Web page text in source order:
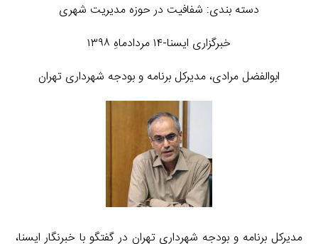
دسته بندی: شفافیت در حوزه مدیریت شهری
خبرگزاری ایسنا-۱۴ مردادماهِ ۱۳۹۸
ابوالفضل مرادی، مدیرکل برنامه و بودجه شهرداری تهران
مدیرکل برنامه و بودجه شهرداری تهران در گفتگو با خبرنگار ایسنا،